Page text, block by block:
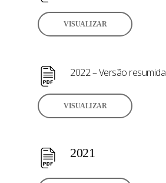
VISUALIZAR
2022 – Versão resumida
VISUALIZAR
2021